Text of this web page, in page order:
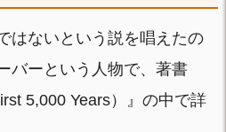
はないという説を唱えたの
バーという人物で、著書
5,000 Years）』の中で詳